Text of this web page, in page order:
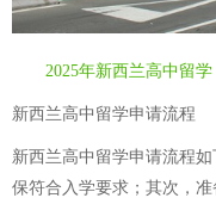
2025年新西兰高中留学
新西兰高中留学申请流程
新西兰高中留学申请流程
保符合入学要求；其次，